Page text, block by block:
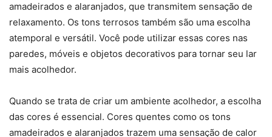
amadeirados e alaranjados, que transmitem sensação de
relaxamento. Os tons terrosos também são uma escolha
atemporal e versátil. Você pode utilizar essas cores nas
paredes, móveis e objetos decorativos para tornar seu lar
mais acolhedor.
Quando se trata de criar um ambiente acolhedor, a escolha
das cores é essencial. Cores quentes como os tons
amadeirados e alaranjados trazem uma sensação de calor